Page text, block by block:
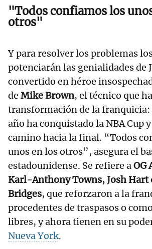
"Todos confiamos los
otros"
Y para resolver los problemas
potenciarán las genialidades de
convertido en héroe
de Mike Brown, el técnico que
transformación de la
año ha conquistado la NBA Cup
camino hacia la final. “Todos
unos en los otros”, asegura el
estadounidense. Se refiere aOG
Karl-Anthony Towns, Josh Hart
Bridges, que reforzaron a la
procedentes de traspasos o
libres, y ahora tienen en su
Nueva York.